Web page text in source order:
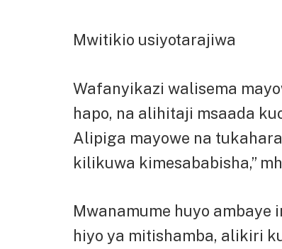
Mwitikio usiyotarajiwa
Wafanyikazi walisema
hapo, na alihitaji msaada
Alipiga mayowe na
kilikuwa kimesababisha,”
Mwanamume huyo ambaye
hiyo ya mitishamba, alikiri